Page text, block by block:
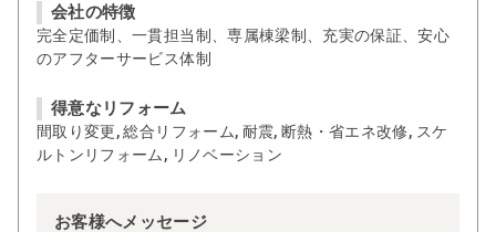
会社の特徴
完全定価制、一貫担当制、専属棟梁制、充実の保証、安心
のアフターサービス体制
得意なリフォーム
間取り変更, 総合リフォーム, 耐震, 断熱・省エネ改修, スケ
ルトンリフォーム, リノベーション
お客様へメッセージ